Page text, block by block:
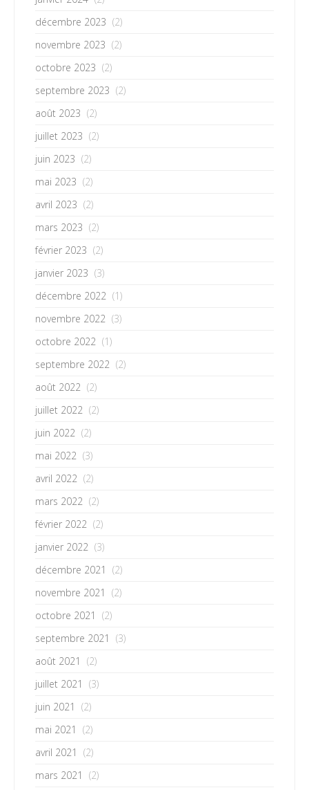
décembre 2023 (2)
novembre 2023 (2)
octobre 2023 (2)
septembre 2023 (2)
août 2023 (2)
juillet 2023 (2)
juin 2023 (2)
mai 2023 (2)
avril 2023 (2)
mars 2023 (2)
février 2023 (2)
janvier 2023 (3)
décembre 2022 (1)
novembre 2022 (3)
octobre 2022 (1)
septembre 2022 (2)
août 2022 (2)
juillet 2022 (2)
juin 2022 (2)
mai 2022 (3)
avril 2022 (2)
mars 2022 (2)
février 2022 (2)
janvier 2022 (3)
décembre 2021
(2)
novembre 2021
(2)
octobre 2021
(2)
septembre 2021
(3)
août 2021
(2)
juillet 2021
(3)
juin 2021
(2)
mai 2021
(2)
avril 2021
(2)
mars 2021
(2)